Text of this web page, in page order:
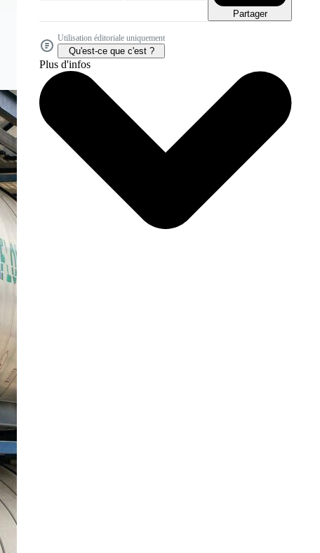
Partager
Utilisation éditoriale uniquement
Qu'est-ce que c'est ?
Plus d'infos